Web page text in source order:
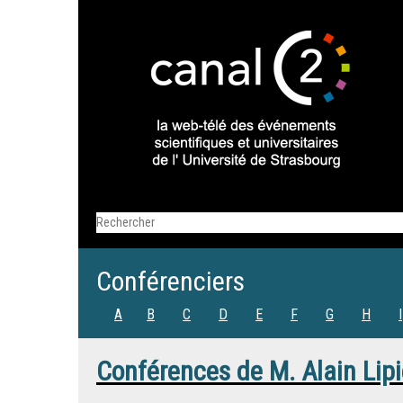
Conférenciers
A B C D E F G H I
Conférences de M. Alain